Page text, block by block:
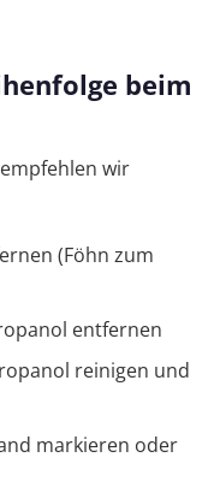
beim
wir
(Föhn zum
entfernen
reinigen und
markieren oder